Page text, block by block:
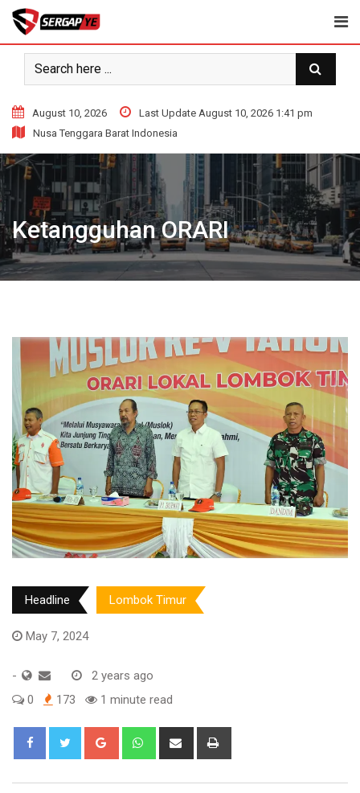
Skip
content
August 10, 2026
Last Update August 10, 2026 1:41 pm
Nusa Tenggara Barat Indonesia
Ketangguhan ORARI
Headline Lombok Timur
May 7, 2024
-
2 years ago
0
173 1 minute read
Google+ WhatsappShare